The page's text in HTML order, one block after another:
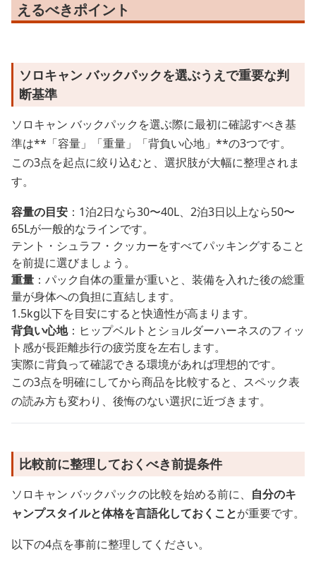
えるべきポイント
ソロキャン バックパックを選ぶうえで重要な判
断基準
ソロキャン バックパックを選ぶ際に最初に確認すべき基
準は**「容量」「重量」「背負い心地」**の3つです。
この3点を起点に絞り込むと、選択肢が大幅に整理されま
す。
容量の目安 ：1泊2日なら30〜40L、2泊3日以上なら50〜
65Lが一般的なラインです。
テント・シュラフ・クッカーをすべてパッキングすること
を前提に選びましょう。
重量 ：パック自体の重量が重いと、装備を入れた後の総重
量が身体への負担に直結します。
1.5kg以下を目安にすると快適性が高まります。
背負い心地：ヒップベルトとショルダーハーネスのフィッ
ト感が長距離歩行の疲労度を左右します。
実際に背負って確認できる環境があれば理想的です。
この3点を明確にしてから商品を比較すると、スペック表
の読み方も変わり、後悔のない選択に近づきます。
比較前に整理しておくべき前提条件
ソロキャン バックパックの比較を始める前に、 自分のキ
ャンプスタイルと体格を言語化しておくことが重要です。
以下の4点を事前に整理してください。